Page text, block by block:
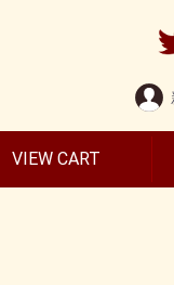
VIEW CART